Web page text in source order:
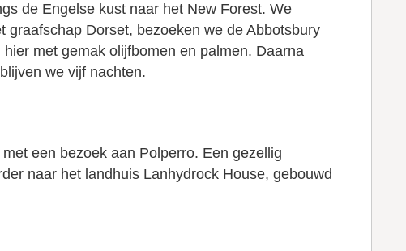
de Engelse kust naar het New Forest. We
Dorset, bezoeken we de Abbotsbury
met gemak olijfbomen en palmen. Daarna
we vijf nachten.
een bezoek aan Polperro. Een gezellig
naar het landhuis Lanhydrock House, gebouwd